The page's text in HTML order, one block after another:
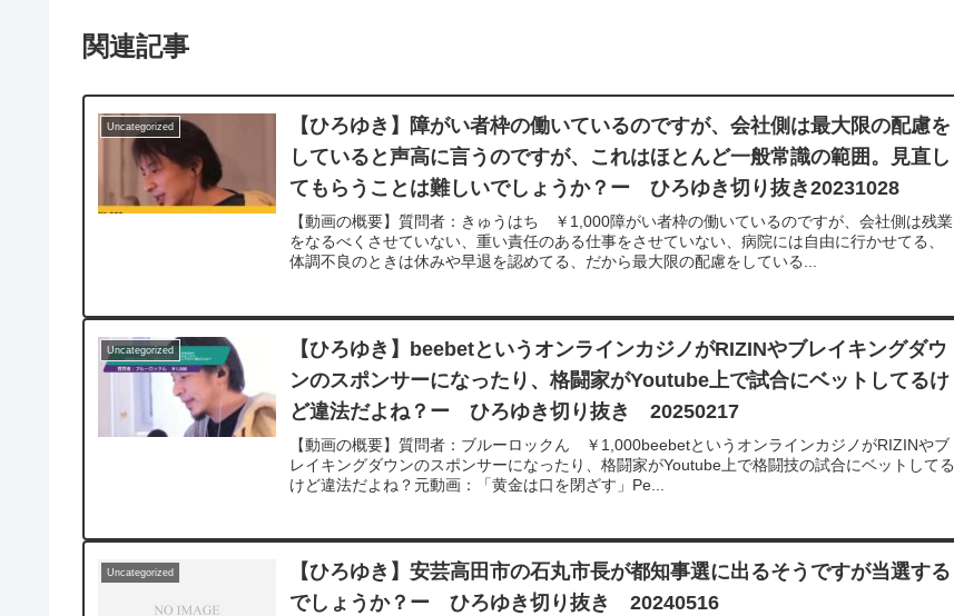
関連記事
Uncategorized
【ひろゆき】障がい者枠の働いているのですが、会社側は最大限の配慮を
していると声高に言うのですが、これはほとんど一般常識の範囲。見直し
てもらうことは難しいでしょうか？ー ひろゆき切り抜き20231028
【動画の概要】質問者：きゅうはち ￥1,000障がい者枠の働いているのですが、会社側は残業
をなるべくさせていない、重い責任のある仕事をさせていない、病院には自由に行かせてる、
体調不良のときは休みや早退を認めてる、だから最大限の配慮をしている...
Uncategorized
【ひろゆき】beebetというオンラインカジノがRIZINやブレイキングダウ
ンのスポンサーになったり、格闘家がYoutube上で試合にベットしてるけ
ど違法だよね？ー ひろゆき切り抜き 20250217
【動画の概要】質問者：ブルーロックん ￥1,000beebetというオンラインカジノがRIZINやブ
レイキングダウンのスポンサーになったり、格闘家がYoutube上で格闘技の試合にベットしてる
けど違法だよね？元動画：「黄金は口を閉ざす」Pe...
Uncategorized
【ひろゆき】安芸高田市の石丸市長が都知事選に出るそうですが当選する
でしょうか？ー ひろゆき切り抜き 20240516